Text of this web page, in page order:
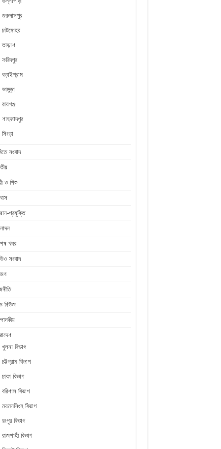
গুরুদাসপুর
চাটমোহর
তাড়াশ
ফরিদপুর
বড়াইগ্রাম
ভাঙ্গুড়া
রায়গঞ্জ
শাহজাদপুর
সিংড়া
সংবাদ
ও শিশু
প্রযুক্তি
খবর
সংবাদ
নিউজ
খুলনা বিভাগ
চট্টগ্রাম বিভাগ
ঢাকা বিভাগ
বরিশাল বিভাগ
ময়মনসিংহ বিভাগ
রংপুর বিভাগ
রাজশাহী বিভাগ